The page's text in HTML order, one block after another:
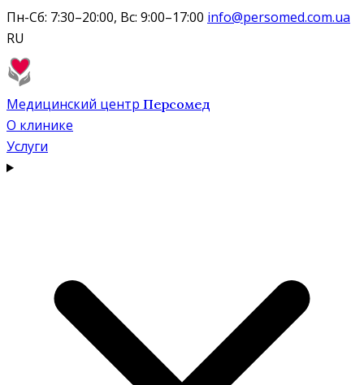
Пн-Сб: 7:30–20:00, Вс: 9:00–17:00 info@persomed.com.ua
RU
Медицинский центр Персомед
О клинике
Услуги